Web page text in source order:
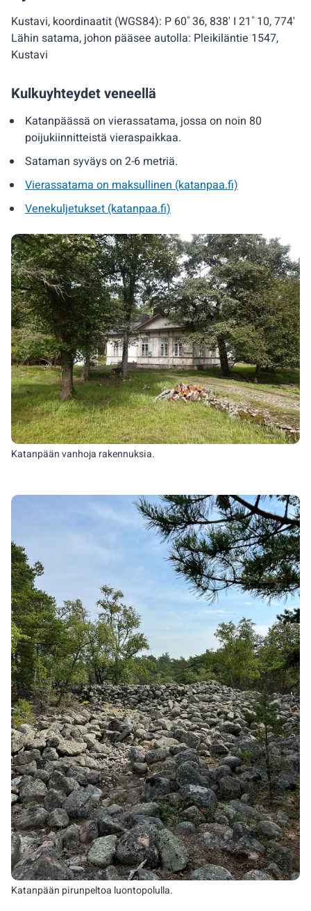
Kustavi, koordinaatit (WGS84): P 60˚36, 838' I 21˚10, 774'
Lähin satama, johon pääsee autolla: Pleikiläntie 1547,
Kustavi
Kulkuyhteydet veneellä
Katanpäässä on vierassatama, jossa on noin 80
poijukiinnitteistä vieraspaikkaa.
Sataman syväys on 2-6 metriä.
Vierassatama on maksullinen (katanpaa.fi)
Venekuljetukset (katanpaa.fi)
Katanpään vanhoja rakennuksia.
Katanpään pirunpeltoa luontopolulla.